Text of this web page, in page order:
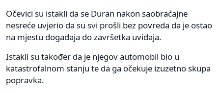
Očevici su istakli da se Duran nakon saobraćajne
nesreće uvjerio da su svi prošli bez povreda da je ostao
na mjestu događaja do završetka uviđaja.
Istakli su također da je njegov automobil bio u
katastrofalnom stanju te da ga očekuje izuzetno skupa
popravka.